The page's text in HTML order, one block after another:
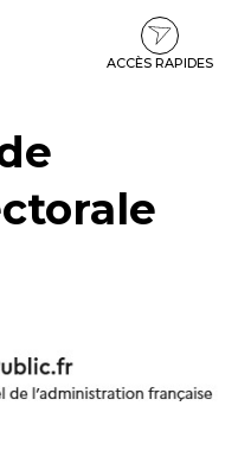
ACCÈS RAPIDES